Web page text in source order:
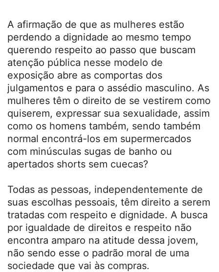
A afirmação de que as mulheres estão
perdendo a dignidade ao mesmo tempo
querendo respeito ao passo que buscam
atenção pública nesse modelo de
exposição abre as comportas dos
julgamentos e para o assédio masculino. As
mulheres têm o direito de se vestirem como
quiserem, expressar sua sexualidade, assim
como os homens também, sendo também
normal encontrá-los em supermercados
com minúsculas sugas de banho ou
apertados shorts sem cuecas?
Todas as pessoas, independentemente de
suas escolhas pessoais, têm direito a serem
tratadas com respeito e dignidade. A busca
por igualdade de direitos e respeito não
encontra amparo na atitude dessa jovem,
não sendo esse o padrão moral de uma
sociedade que vai às compras.